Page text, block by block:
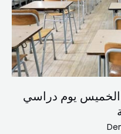
الخميس يوم دراسي